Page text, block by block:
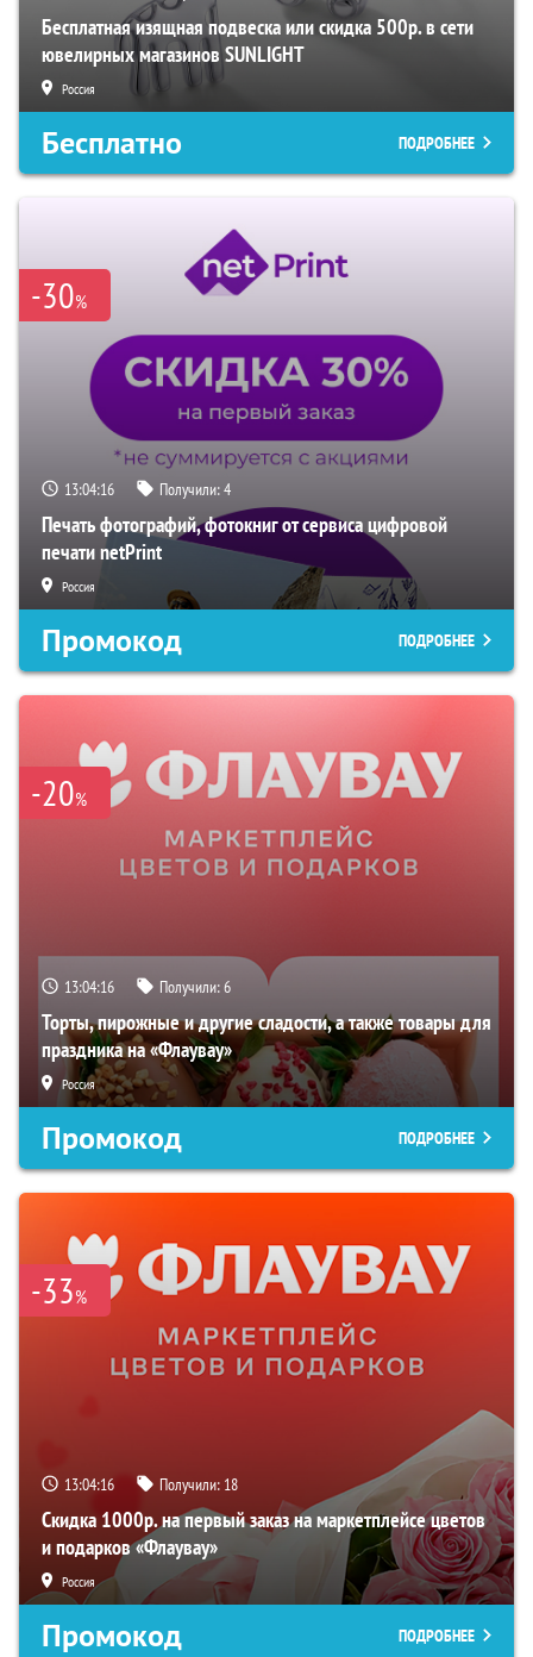
Бесплатная изящная подвеска или скидка 500р. в сети
ювелирных магазинов SUNLIGHT
Россия
Бесплатно ПОДРОБНЕЕ
-30%
13:04:15 Получили:4
Печать фотографий, фотокниг от сервиса цифровой
печати netPrint
Россия
Промокод ПОДРОБНЕЕ
-20%
13:04:15 Получили:6
Торты, пирожные и другие сладости, а также товары для
праздника на «Флаувау»
Россия
Промокод ПОДРОБНЕЕ
-33%
13:04:15 Получили: 18
Скидка 1000р. на первый заказ на маркетплейсе цветов
и подарков «Флаувау»
Россия
Промокод ПОДРОБНЕЕ